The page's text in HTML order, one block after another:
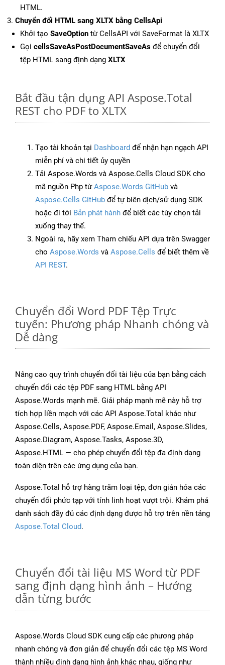
HTML.
Chuyển đổi HTML sang XLTX bằng CellsApi
Khởi tạo SaveOption từ CellsAPI với SaveFormat là XLTX
Gọi cellsSaveAsPostDocumentSaveAs để chuyển đổi
tệp HTML sang định dạng XLTX
Bắt đầu tận dụng API Aspose.Total
REST cho PDF to XLTX
Tạo tài khoản tại Dashboard để nhận hạn ngạch API
miễn phí và chi tiết ủy quyền
Tải Aspose.Words và Aspose.Cells Cloud SDK cho
mã nguồn Php từAspose.Words GitHub và
Aspose.Cells GitHub để tự biên dịch/sử dụng SDK
hoặc đi tới Bản phát hành để biết các tùy chọn tải
xuống thay thế.
Ngoài ra, hãy xem Tham chiếu API dựa trên Swagger
cho Aspose.Words và Aspose.Cells để biết thêm về
API REST.
Chuyển đổi Word PDF Tệp Trực
tuyến: Phương pháp Nhanh chóng và
Dễ dàng
Nâng cao quy trình chuyển đổi tài liệu của bạn bằng cách
chuyển đổi các tệp PDF sang HTML bằng API
Aspose.Words mạnh mẽ. Giải pháp mạnh mẽ này hỗ trợ
tích hợp liền mạch với các API Aspose.Total khác như
Aspose.Cells, Aspose.PDF, Aspose.Email, Aspose.Slides,
Aspose.Diagram, Aspose.Tasks, Aspose.3D,
Aspose.HTML — cho phép chuyển đổi tệp đa định dạng
toàn diện trên các ứng dụng của bạn.
Aspose.Total hỗ trợ hàng trăm loại tệp, đơn giản hóa các
chuyển đổi phức tạp với tính linh hoạt vượt trội. Khám phá
danh sách đầy đủ các định dạng được hỗ trợ trên nền tảng
Aspose.Total Cloud.
Chuyển đổi tài liệu MS Word từ PDF
sang định dạng hình ảnh – Hướng
dẫn từng bước
Aspose.Words Cloud SDK cung cấp các phương pháp
nhanh chóng và đơn giản để chuyển đổi các tệp MS Word
thành nhiều định dạng hình ảnh khác nhau, giống như